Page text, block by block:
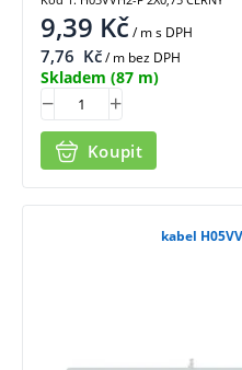
9,39 Kč/ ms DPH
7,76 Kč/ m bez DPH
Skladem (87 m)
Koupit
kabel